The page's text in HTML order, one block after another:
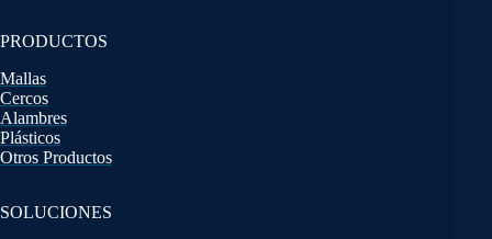
PRODUCTOS
Mallas
Cercos
Alambres
Plásticos
Otros Productos
SOLUCIONES